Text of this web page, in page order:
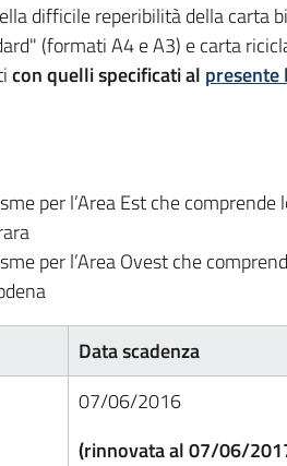
difficile reperibilità della carta
(formati A4 e A3) e carta
con quelli specificati al presente
per l’Area Est che
per l’Area Ovest che
Data scadenza
07/06/2016
(rinnovata al 07/06/